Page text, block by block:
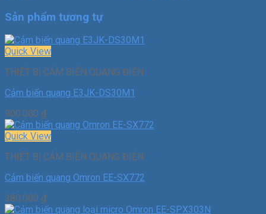
Sản phẩm tương tự
Quick View
THIẾT BỊ CẢM BIẾN QUANG ĐIỆN
Cảm biến quang E3JK-DS30M1
900.000 ₫
Quick View
THIẾT BỊ CẢM BIẾN QUANG ĐIỆN
Cảm biến quang Omron EE-SX772
380.000 ₫